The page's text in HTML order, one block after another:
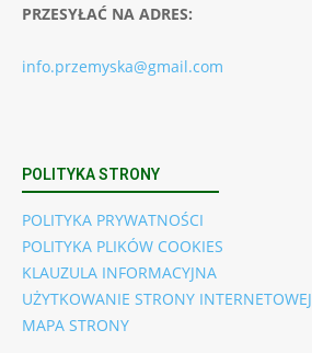
PRZESYŁAĆ NA ADRES:
info.przemyska@gmail.com
POLITYKA STRONY
POLITYKA PRYWATNOŚCI
POLITYKA PLIKÓW COOKIES
KLAUZULA INFORMACYJNA
UŻYTKOWANIE STRONY INTERNETOWEJ
MAPA STRONY